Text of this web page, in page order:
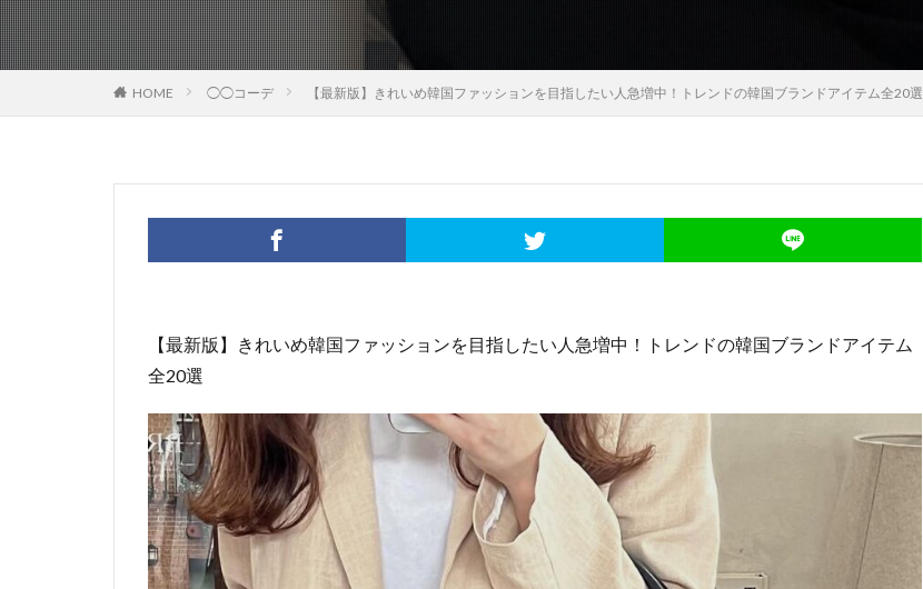
HOME ◯◯コーデ 【最新版】きれいめ韓国ファッションを目指したい人急増中！トレンドの韓国ブランドアイテム全20選
【最新版】きれいめ韓国ファッションを目指したい人急増中！トレンドの韓国ブランドアイテム
全20選